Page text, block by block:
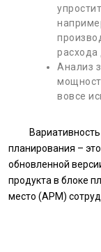
расхода
Анализ
вовсе
планирования –
обновленной
продукта в блоке
место (АРМ)